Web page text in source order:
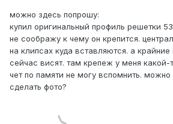
можно здесь попрошу:
купил оригинальный профиль решетки
не соображу к чему он крепится.
на клипсах куда вставляются. а
сейчас висят. там крепеж у меня какой-
чет по памяти не могу вспомнить. можно
сделать фото?